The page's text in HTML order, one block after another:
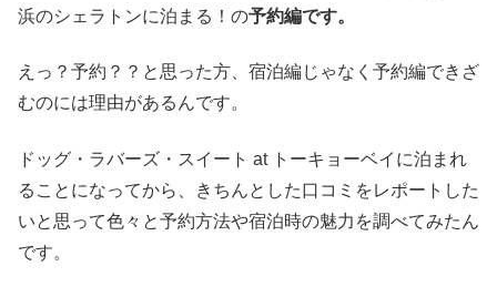
浜のシェラトンに泊まる！の予約編です。
えっ？予約？？と思った方、宿泊編じゃなく予約編できざ
むのには理由があるんです。
ドッグ・ラバーズ・スイート at トーキョーベイに泊まれ
ることになってから、きちんとした口コミをレポートした
いと思って色々と予約方法や宿泊時の魅力を調べてみたん
です。